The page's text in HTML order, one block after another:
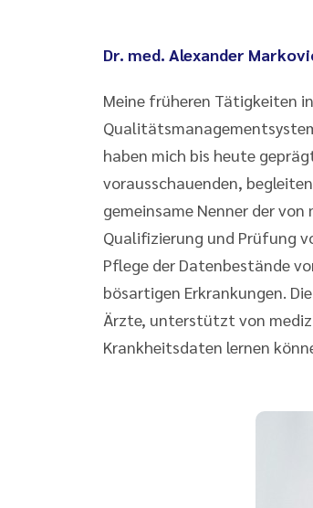
Dr. med. Alexander
Meine früheren Tätigkeiten
haben mich bis heute
vorausschauenden,
gemeinsame Nenner der
Qualifizierung und Prüfung
Pflege der Datenbestände
bösartigen Erkrankungen.
Ärzte, unterstützt von
Krankheitsdaten lernen